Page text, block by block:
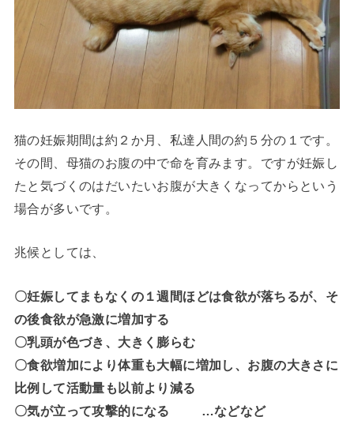
猫の妊娠期間は約２か月、私達人間の約５分の１です。
その間、母猫のお腹の中で命を育みます。ですが妊娠し
たと気づくのはだいたいお腹が大きくなってからという
場合が多いです。
兆候としては、
〇妊娠してまもなくの１週間ほどは食欲が落ちるが、そ
の後食欲が急激に増加する
〇乳頭が色づき、大きく膨らむ
〇食欲増加により体重も大幅に増加し、お腹の大きさに
比例して活動量も以前より減る
〇気が立って攻撃的になる …などなど